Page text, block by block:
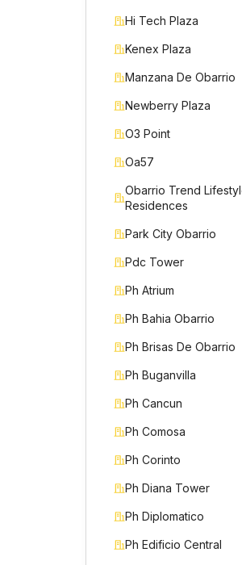
Hi Tech Plaza
Kenex Plaza
Manzana De Obarrio
Newberry Plaza
O3 Point
Oa57
Obarrio Trend
Residences
Park City Obarrio
Pdc Tower
Ph Atrium
Ph Bahia Obarrio
Ph Brisas De Obarrio
Ph Buganvilla
Ph Cancun
Ph Comosa
Ph Corinto
Ph Diana Tower
Ph Diplomatico
Ph Edificio Central